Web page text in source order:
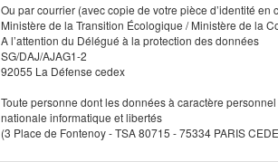
Ou par courrier (avec copie de votre pièce d’identité en
Ministère de la Transition Écologique / Ministère de la
A l’attention du Délégué à la protection des données
SG/DAJ/AJAG1-2
92055 La Défense cedex
Toute personne dont les données à caractère
nationale informatique et libertés
(3 Place de Fontenoy - TSA 80715 - 75334 PARIS